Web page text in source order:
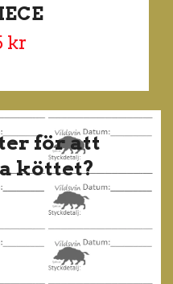
för att
köttet?
kr